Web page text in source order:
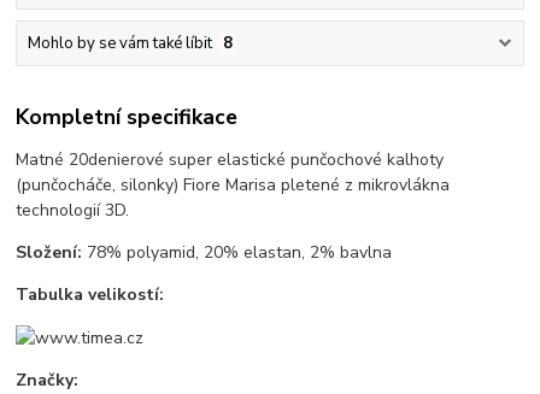
Mohlo by se vám také líbit 8
Kompletní specifikace
Matné 20denierové super elastické punčochové kalhoty
(punčocháče, silonky) Fiore Marisa pletené z mikrovlákna
technologií 3D.
Složení: 78% polyamid, 20% elastan, 2% bavlna
Tabulka velikostí:
Značky: